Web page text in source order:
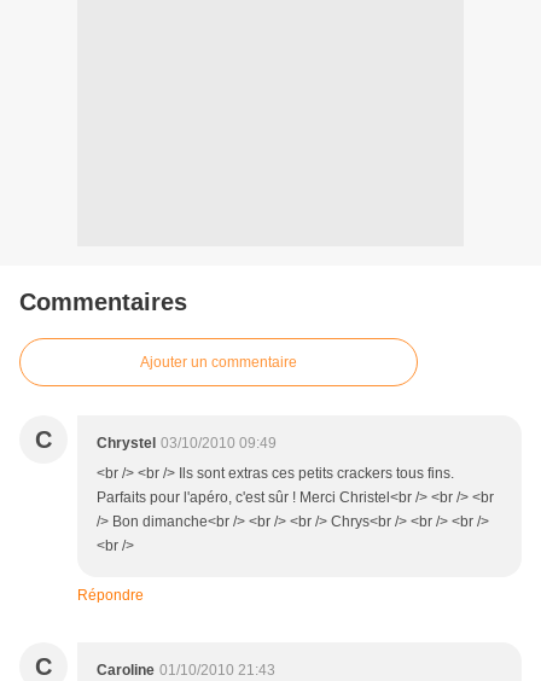
Commentaires
Ajouter un commentaire
C Chrystel 03/10/2010 09:49
<br /> <br /> Ils sont extras ces petits crackers tous fins.
Parfaits pour l'apéro, c'est sûr ! Merci Christel<br /> <br /> <br
/> Bon dimanche<br /> <br /> <br /> Chrys<br /> <br /> <br />
<br />
Répondre
C Caroline 01/10/2010 21:43